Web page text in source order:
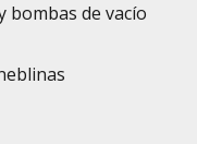
bombas de vacío